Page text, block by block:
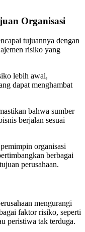
Organisasi
tujuannya dengan
risiko yang
lebih awal,
dapat menghambat
bahwa sumber
berjalan sesuai
organisasi
berbagai
perusahaan.
mengurangi
faktor risiko, seperti
peristiwa tak terduga.